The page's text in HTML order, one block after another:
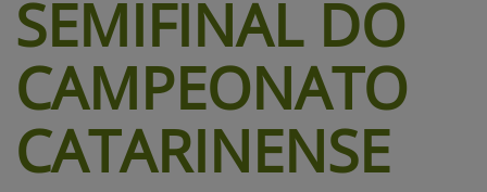
SEMIFINAL DO
CAMPEONATO
CATARINENSE